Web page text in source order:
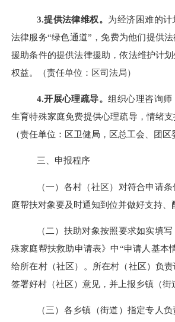
3.提供法律维权。 为经济困难的
法律服务“绿色通道”，免费为他们提供
援助条件的提供法律援助，依法维护计
权益。（责任单位：区司法局）
4.开展心理疏导。组织心理咨询师
生育特殊家庭免费提供心理疏导，情绪支
（责任单位：区卫健局，区总工会、团区
三、申报程序
（一）各村（社区）对符合申请
庭帮扶对象要及时通知到位并做好支持、
（二）扶助对象按照要求如实填
殊家庭帮扶救助申请表》中“申请人基本
给所在村（社区）。所在村（社区）负
签署好村（社区）意见，并上报乡镇（街
（三）各乡镇（街道）指定专人